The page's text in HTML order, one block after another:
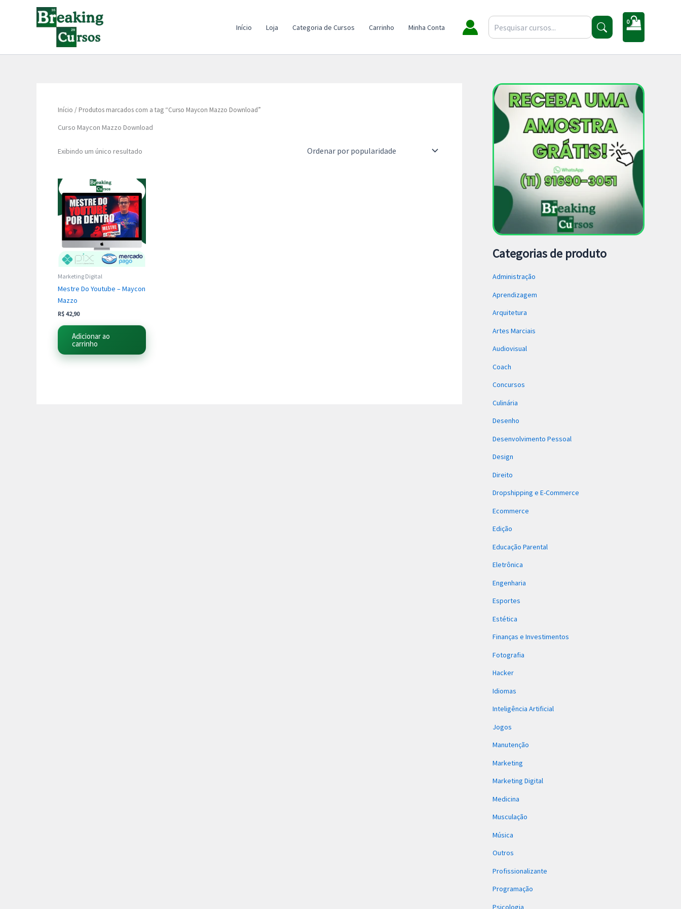
Início Loja Categoria de Cursos Carrinho Minha Conta
Início / Produtos marcados com a tag “Curso Maycon Mazzo Download”
Curso Maycon Mazzo Download
Exibindo um único resultado
Marketing Digital
Mestre Do Youtube – Maycon
Mazzo
R$ 42,90
Adicionar ao
carrinho
Categorias de produto
Administração
Aprendizagem
Arquitetura
Artes Marciais
Audiovisual
Coach
Concursos
Culinária
Desenho
Desenvolvimento Pessoal
Design
Direito
Dropshipping e E-Commerce
Ecommerce
Edição
Educação Parental
Eletrônica
Engenharia
Esportes
Estética
Finanças e Investimentos
Fotografia
Hacker
Idiomas
Inteligência Artificial
Jogos
Manutenção
Marketing
Marketing Digital
Medicina
Musculação
Música
Outros
Profissionalizante
Programação
Psicologia